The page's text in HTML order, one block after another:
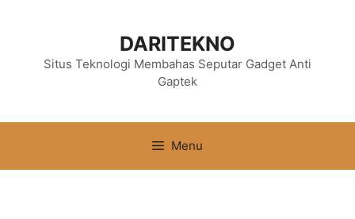
DARITEKNO
Situs Teknologi Membahas Seputar Gadget Anti
Gaptek
Menu